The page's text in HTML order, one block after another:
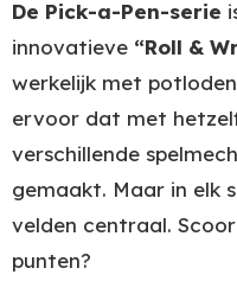
De Pick-a-Pen-serie
innovatieve “Roll &
werkelijk met
ervoor dat met
verschillende
gemaakt. Maar in elk
velden centraal.
punten?